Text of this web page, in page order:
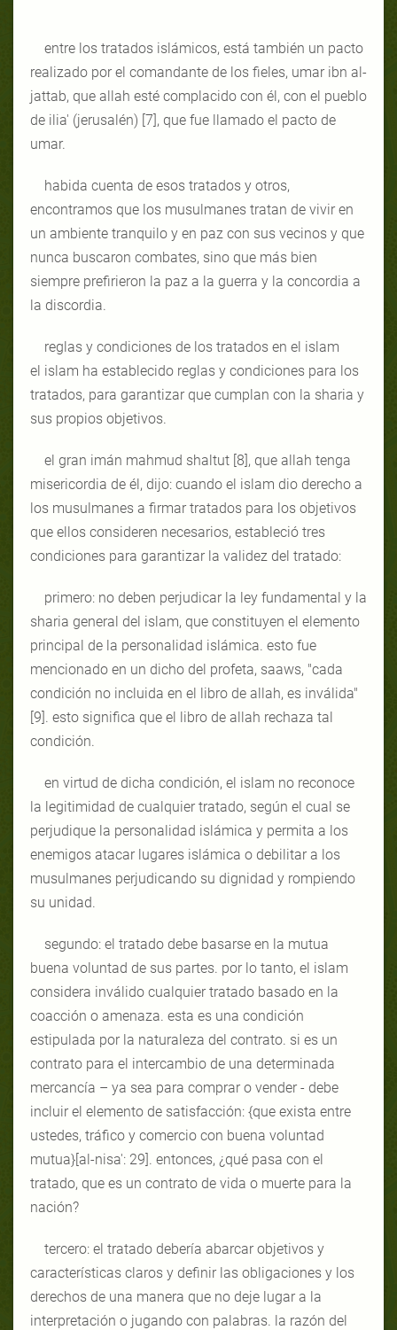
entre los tratados islámicos, está también un pacto
realizado por el comandante de los fieles, umar ibn al-
jattab, que allah esté complacido con él, con el pueblo
de ilia' (jerusalén) [7], que fue llamado el pacto de
umar.
habida cuenta de esos tratados y otros,
encontramos que los musulmanes tratan de vivir en
un ambiente tranquilo y en paz con sus vecinos y que
nunca buscaron combates, sino que más bien
siempre prefirieron la paz a la guerra y la concordia a
la discordia.
reglas y condiciones de los tratados en el islam
el islam ha establecido reglas y condiciones para los
tratados, para garantizar que cumplan con la sharia y
sus propios objetivos.
el gran imán mahmud shaltut [8], que allah tenga
misericordia de él, dijo: cuando el islam dio derecho a
los musulmanes a firmar tratados para los objetivos
que ellos consideren necesarios, estableció tres
condiciones para garantizar la validez del tratado:
primero: no deben perjudicar la ley fundamental y la
sharia general del islam, que constituyen el elemento
principal de la personalidad islámica. esto fue
mencionado en un dicho del profeta, saaws, "cada
condición no incluida en el libro de allah, es inválida"
[9]. esto significa que el libro de allah rechaza tal
condición.
en virtud de dicha condición, el islam no reconoce
la legitimidad de cualquier tratado, según el cual se
perjudique la personalidad islámica y permita a los
enemigos atacar lugares islámica o debilitar a los
musulmanes perjudicando su dignidad y rompiendo
su unidad.
segundo: el tratado debe basarse en la mutua
buena voluntad de sus partes. por lo tanto, el islam
considera inválido cualquier tratado basado en la
coacción o amenaza. esta es una condición
estipulada por la naturaleza del contrato. si es un
contrato para el intercambio de una determinada
mercancía – ya sea para comprar o vender - debe
incluir el elemento de satisfacción: {que exista entre
ustedes, tráfico y comercio con buena voluntad
mutua}[al-nisa': 29]. entonces, ¿qué pasa con el
tratado, que es un contrato de vida o muerte para la
nación?
tercero: el tratado debería abarcar objetivos y
características claros y definir las obligaciones y los
derechos de una manera que no deje lugar a la
interpretación o jugando con palabras. la razón del